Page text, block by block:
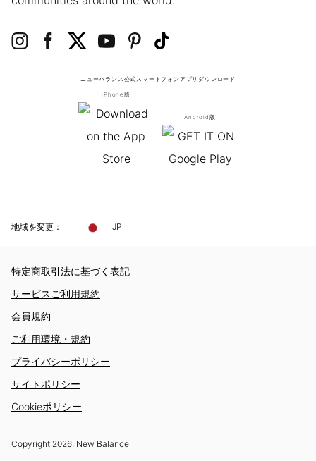
ニューバランス公式スマートフォンアプリ ダウンロード
iPhone版
Android版
地域を変更： JP
特定商取引法に基づく表記
サービスご利用規約
会員規約
ご利用環境・規約
プライバシーポリシー
サイトポリシー
Cookieポリシー
Copyright 2026, New Balance